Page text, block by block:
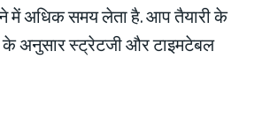
में अधिक समय लेता है. आप तैयारी के
के अनुसार स्ट्रेटजी और टाइमटेबल